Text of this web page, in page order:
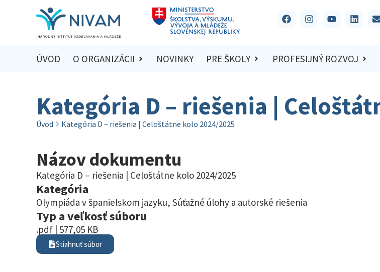
ÚVOD O ORGANIZÁCII NOVINKY PRE ŠKOLY PROFESIJNÝ ROZVOJ
Kategória D – riešenia |
Úvod Kategória D – riešenia | Celoštátne kolo 2024/2025
Názov dokumentu
Kategória D – riešenia | Celoštátne kolo 2024/2025
Kategória
Olympiáda v španielskom jazyku, Súťažné úlohy a autorské riešenia
Typ a veľkosť súboru
.pdf | 577,05 KB
Stiahnuť súbor